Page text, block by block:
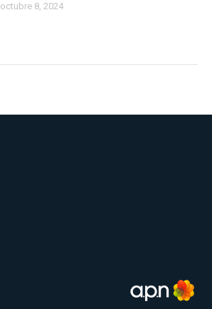
octubre 8, 2024